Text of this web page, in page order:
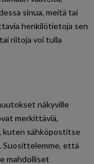
sinua, meitä tai
henkilötietoja sen
riitoja voi tulla
näkyville
merkittäviä,
kuten sähköpostitse
Suosittelemme, että
mahdolliset